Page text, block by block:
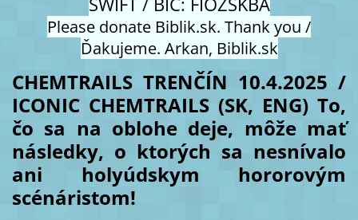
Please donate Biblik.sk. Thank you /
Ďakujeme. Arkan, Biblik.sk
CHEMTRAILS TRENČÍN 10.4.2025 /
ICONIC CHEMTRAILS (SK, ENG) To,
čo sa na oblohe deje, môže mať
následky, o ktorých sa nesnívalo
ani holyúdskym hororovým
scénáristom!